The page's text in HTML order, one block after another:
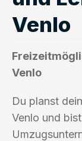
Venlo
Venlo
Du planst
Venlo und